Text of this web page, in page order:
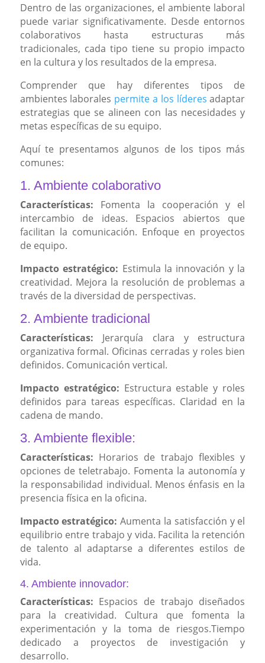
Dentro de las organizaciones, el ambiente laboral
puede variar significativamente. Desde entornos
colaborativos hasta estructuras más
tradicionales, cada tipo tiene su propio impacto
en la cultura y los resultados de la empresa.
Comprender que hay diferentes tipos de
ambientes laborales permite a los líderesadaptar
estrategias que se alineen con las necesidades y
metas específicas de su equipo.
Aquí te presentamos algunos de los tipos más
comunes:
1. Ambiente colaborativo
Características: Fomenta la cooperación y el
intercambio de ideas. Espacios abiertos que
facilitan la comunicación. Enfoque en proyectos
de equipo.
Impacto estratégico: Estimula la innovación y la
creatividad. Mejora la resolución de problemas a
través de la diversidad de perspectivas.
2. Ambiente tradicional
Características: Jerarquía clara y estructura
organizativa formal. Oficinas cerradas y roles bien
definidos. Comunicación vertical.
Impacto estratégico: Estructura estable y roles
definidos para tareas específicas. Claridad en la
cadena de mando.
3. Ambiente flexible:
Características: Horarios de trabajo flexibles y
opciones de teletrabajo. Fomenta la autonomía y
la responsabilidad individual. Menos énfasis en la
presencia física en la oficina.
Impacto estratégico:Aumenta la satisfacción y el
equilibrio entre trabajo y vida. Facilita la retención
de talento al adaptarse a diferentes estilos de
vida.
4. Ambiente innovador:
Características: Espacios de trabajo diseñados
para la creatividad. Cultura que fomenta la
experimentación y la toma de riesgos.Tiempo
dedicado a proyectos de investigación y
desarrollo.